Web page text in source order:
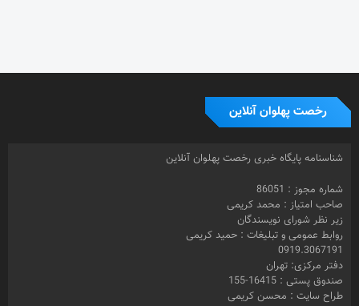
رخصت پهلوان آنلاین
شناسنامه پایگاه خبری رخصت پهلوان آنلاین
شماره مجوز : 86051
صاحب امتیاز : محمد کریمی
زیر نظر شورای نویسندگان
روابط عمومی و تبلیغات : حمید کریمی
0919.3067191
دفتر مرکزی: تهران
صندوق پستی : 16415-155
طراح سایت : محسن کریمی